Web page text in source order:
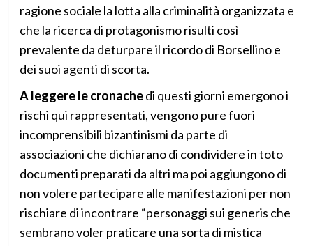
ragione sociale la lotta alla criminalità organizzata e
che la ricerca di protagonismo risulti così
prevalente da deturpare il ricordo di Borsellino e
dei suoi agenti di scorta.
A leggere le cronachedi questi giorni emergono i
rischi qui rappresentati, vengono pure fuori
incomprensibili bizantinismi da parte di
associazioni che dichiarano di condividere in toto
documenti preparati da altri ma poi aggiungono di
non volere partecipare alle manifestazioni per non
rischiare di incontrare “personaggi sui generis che
sembrano voler praticare una sorta di mistica